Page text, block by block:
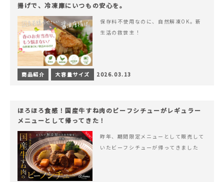
揚げで、冷凍庫にいつもの安心を。
保存料不使用なのに、自然解凍OK。新
生活の救世主！
商品紹介 大容量サイズ 2026.03.13
ほろほろ食感！国産牛すね肉のビーフシチューがレギュラー
メニューとして帰ってきた！
昨年、期間限定メニューとして販売して
いたビーフシチューが帰ってきました